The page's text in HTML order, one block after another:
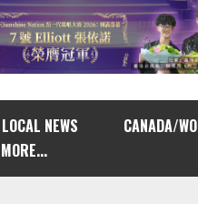
LOCAL NEWS
CANADA/
MORE...